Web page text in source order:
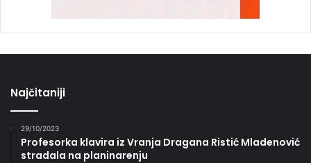
Najčitaniji
29/10/2023
Profesorka klavira iz Vranja Dragana Ristić Mladenović
stradala na planinarenju